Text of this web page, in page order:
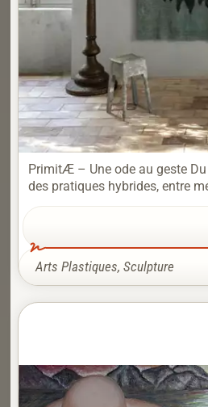
PrimitÆ – Une ode au geste Du
des pratiques hybrides, entre
Arts Plastiques, Sculpture